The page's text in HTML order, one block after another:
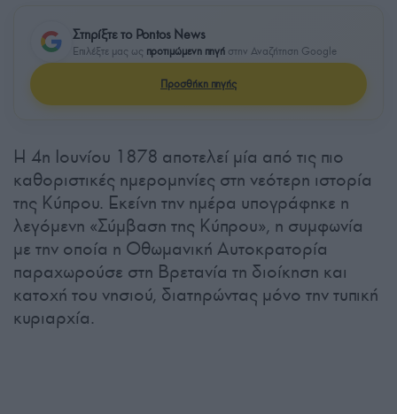
Στηρίξτε το Pontos News
Επιλέξτε μας ως προτιμώμενη πηγή στην Αναζήτηση Google
Προσθήκη πηγής
Η 4η Ιουνίου 1878 αποτελεί μία από τις πιο
καθοριστικές ημερομηνίες στη νεότερη ιστορία
της Κύπρου. Εκείνη την ημέρα υπογράφηκε η
λεγόμενη «Σύμβαση της Κύπρου», η συμφωνία
με την οποία η Οθωμανική Αυτοκρατορία
παραχωρούσε στη Βρετανία τη διοίκηση και
κατοχή του νησιού, διατηρώντας μόνο την τυπική
κυριαρχία.